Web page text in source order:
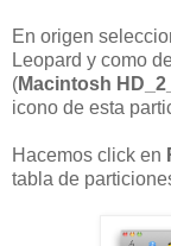
En origen
Leopard y como
(Macintosh
icono de esta
Hacemos click en
tabla de